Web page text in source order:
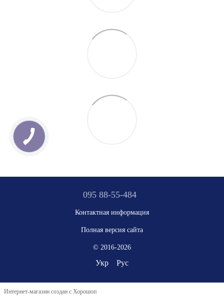
095 88-55-484
Контактная информация
Полная версия сайта
© 2016-2026
Укр Рус
Интернет-магазин создан с Хорошоп